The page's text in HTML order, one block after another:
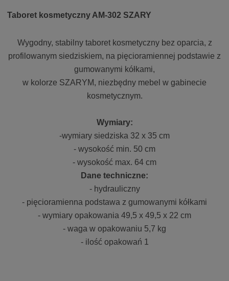
Taboret kosmetyczny AM-302 SZARY
Wygodny, stabilny taboret kosmetyczny bez oparcia, z
profilowanym siedziskiem, na pięcioramiennej podstawie z
gumowanymi kółkami,
w kolorze SZARYM, niezbędny mebel w gabinecie
kosmetycznym.
Wymiary:
-wymiary siedziska 32 x 35 cm
- wysokość min. 50 cm
- wysokość max. 64 cm
Dane techniczne:
- hydrauliczny
- pięcioramienna podstawa z gumowanymi kółkami
- wymiary opakowania 49,5 x 49,5 x 22 cm
- waga w opakowaniu 5,7 kg
- ilość opakowań 1